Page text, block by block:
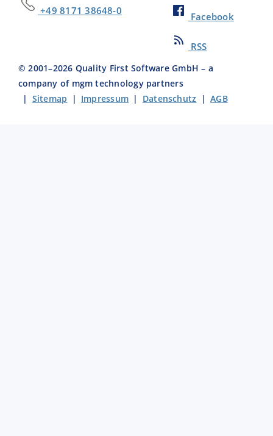
+49 8171 38648-0
Facebook
RSS
© 2001–2026 Quality First Software GmbH – a
company of mgm technology partners
| Sitemap | Impressum | Datenschutz |AGB